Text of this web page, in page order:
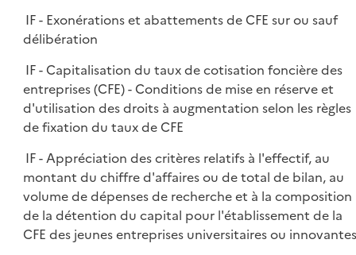
IF - Exonérations et abattements de CFE sur ou sauf
délibération
IF - Capitalisation du taux de cotisation foncière des
entreprises (CFE) - Conditions de mise en réserve et
d'utilisation des droits à augmentation selon les règles
de fixation du taux de CFE
IF - Appréciation des critères relatifs à l'effectif, au
montant du chiffre d'affaires ou de total de bilan, au
volume de dépenses de recherche et à la composition
de la détention du capital pour l'établissement de la
CFE des jeunes entreprises universitaires ou innovantes